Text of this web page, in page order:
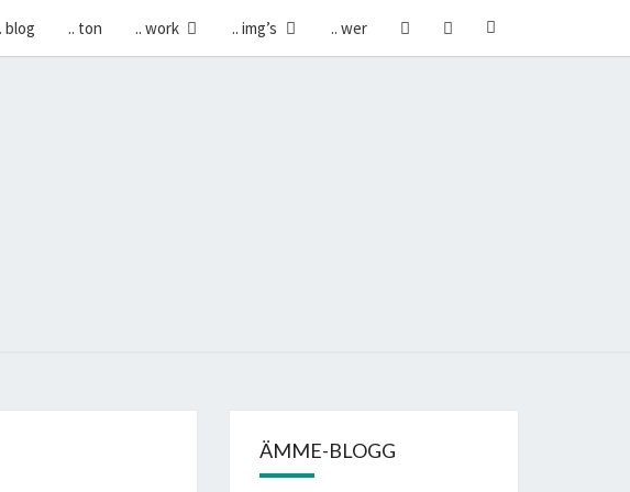
blog .. ton .. work .. img’s .. wer
search
ÄMME-BLOGG